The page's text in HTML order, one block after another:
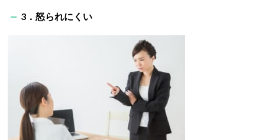
3．怒られにくい